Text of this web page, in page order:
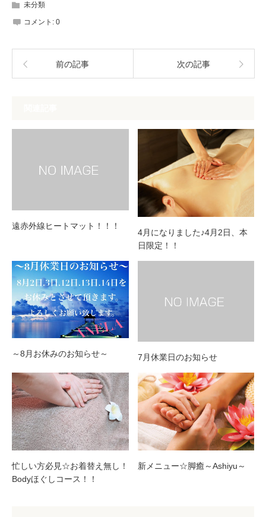
未分類
コメント: 0
前の記事 次の記事
遠赤外線ヒートマット！！！
4月になりました♪4月2日、本
日限定！！
～8月お休みのお知らせ～ 7月休業日のお知らせ
忙しい方必見☆お着替え無し！
Bodyほぐしコース！！
新メニュー☆脚癒～Ashiyu～